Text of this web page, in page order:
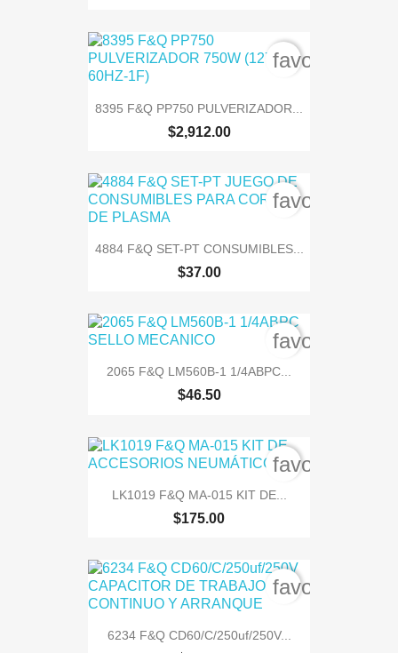
8395 F&Q PP750 PULVERIZADOR...
$2,912.00
4884 F&Q SET-PT CONSUMIBLES...
$37.00
2065 F&Q LM560B-1 1/4ABPC...
$46.50
LK1019 F&Q MA-015 KIT DE...
$175.00
6234 F&Q CD60/C/250uf/250V...